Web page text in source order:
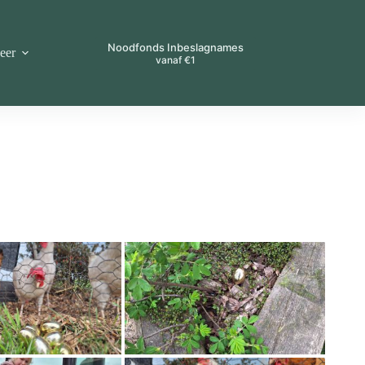
Noodfonds Inbeslagnames
vanaf €1